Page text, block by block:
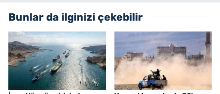
Bunlar da ilginizi çekebilir